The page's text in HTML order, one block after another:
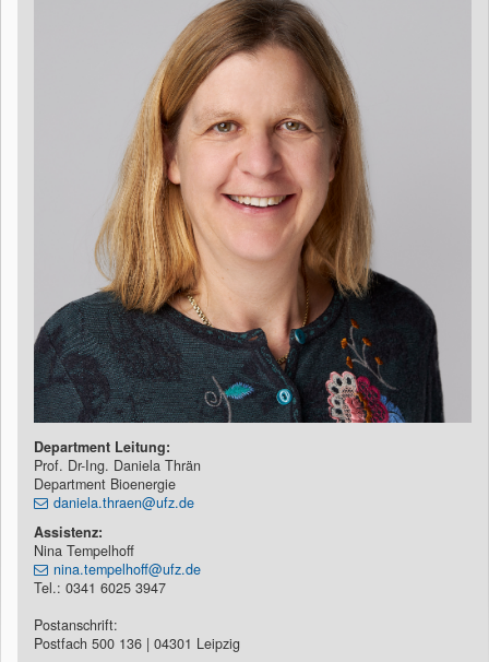
Department Leitung:
Prof. Dr-Ing. Daniela Thrän
Department Bioenergie
daniela.thraen@ufz.de
Assistenz:
Nina Tempelhoff
nina.tempelhoff@ufz.de
Tel.: 0341 6025 3947
Postanschrift:
Postfach 500 136 | 04301 Leipzig